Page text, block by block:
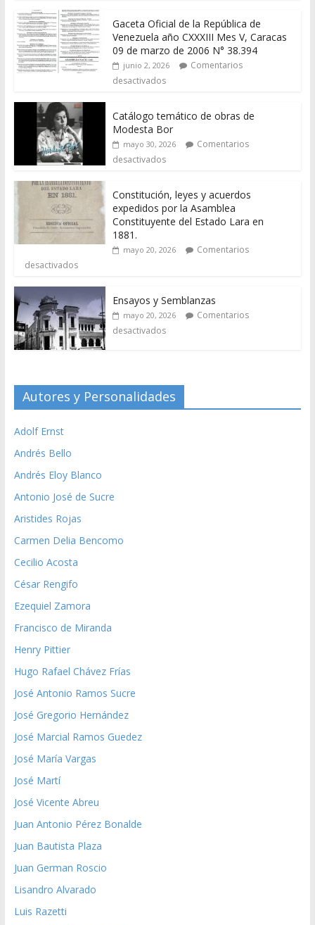
Gaceta Oficial de la República de
Venezuela año CXXXIII Mes V, Caracas
09 de marzo de 2006 N° 38.394
junio 2, 2026
Comentarios
desactivados
Catálogo temático de obras de
Modesta Bor
mayo 30, 2026
Comentarios
desactivados
Constitución, leyes y acuerdos
expedidos por la Asamblea
Constituyente del Estado Lara en
1881.
mayo 20, 2026
Comentarios
desactivados
Ensayos y Semblanzas
mayo 20, 2026
Comentarios
desactivados
Autores y Personalidades
Adolf Ernst
Andrés Bello
Andrés Eloy Blanco
Antonio José de Sucre
Aristides Rojas
Carmen Delia Bencomo
Cecilio Acosta
César Rengifo
Ezequiel Zamora
Francisco de Miranda
Henry Pittier
Hugo Rafael Chávez Frías
José Antonio Ramos Sucre
José Gregorio Hernández
José Marcial Ramos Guedez
José María Vargas
José Martí
José Vicente Abreu
Juan Antonio Pérez Bonalde
Juan Bautista Plaza
Juan German Roscio
Lisandro Alvarado
Luis Razetti